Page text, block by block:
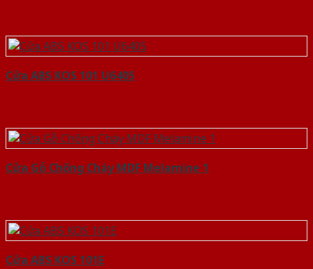
Cửa ABS KOS 101 U6405
Cửa Gỗ Chống Cháy MDF Melamine 1
Cửa ABS KOS 101E